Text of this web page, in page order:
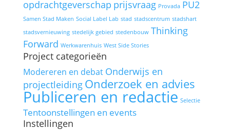
opdrachtgeverschap prijsvraag Provada PU2
Samen Stad Maken Social Label Lab stad stadscentrum stadshart
stadsvernieuwing stedelijk gebied stedenbouw Thinking
Forward Werkwarenhuis West Side Stories
Project categorieën
Modereren en debat Onderwijs en
projectleiding Onderzoek en advies
Publiceren en redactie Selectie
Tentoonstellingen en events
Instellingen